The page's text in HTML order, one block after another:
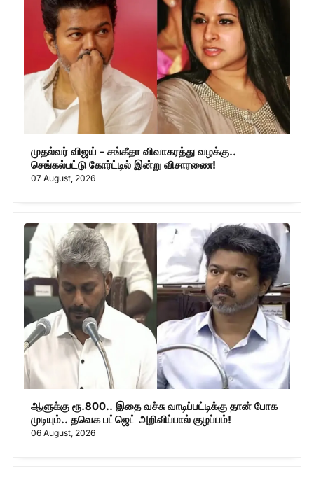
முதல்வர் விஜய் - சங்கீதா விவாகரத்து வழக்கு..
செங்கல்பட்டு கோர்ட்டில் இன்று விசாரணை!
07 August, 2026
ஆளுக்கு ரூ.800.. இதை வச்சு வாடிப்பட்டிக்கு தான் போக
முடியும்.. தவெக பட்ஜெட் அறிவிப்பால் குழப்பம்!
06 August, 2026